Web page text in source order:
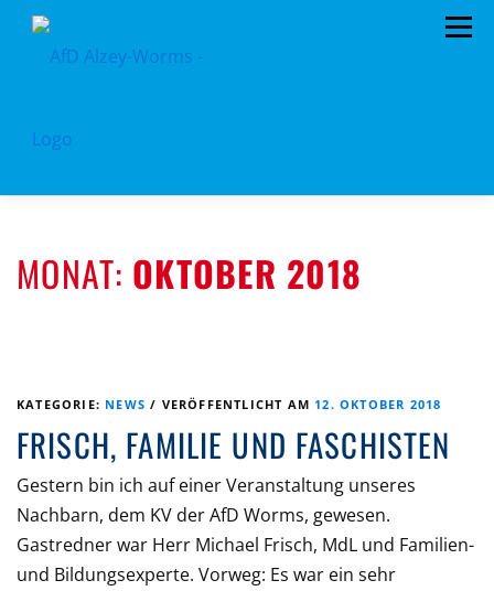
Zum
Menü
TERMINE PROGRAMM KONTAKT
MONAT: OKTOBER 2018
KATEGORIE: NEWS / VERÖFFENTLICHT AM 12. OKTOBER 2018
FRISCH, FAMILIE UND FASCHISTEN
Gestern bin ich auf einer Veranstaltung unseres
Nachbarn, dem KV der AfD Worms, gewesen.
Gastredner war Herr Michael Frisch, MdL und Familien-
und Bildungsexperte. Vorweg: Es war ein sehr